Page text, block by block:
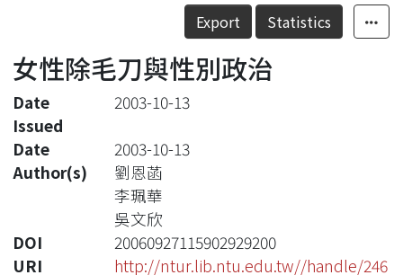
Statistics
Export Statistics
女性除毛刀與性別政治
Date
Issued
2003-10-13
Date
2003-10-13
Author(s)
劉恩菡
李珮華
吳文欣
DOI
20060927115902929200
URI
http://ntur.lib.ntu.edu.tw//handle/246